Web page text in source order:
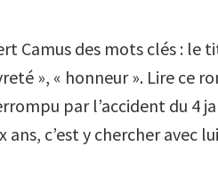
Camus des mots clés : le
», « honneur ». Lire ce
par l’accident du 4
c’est y chercher avec